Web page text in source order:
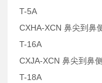
T-5A
CXHA-XCN 鼻尖到鼻
T-16A
CXJA-XCN 鼻尖到鼻
T-18A